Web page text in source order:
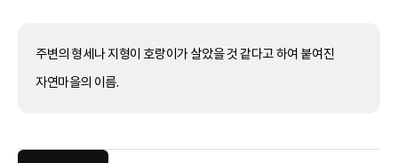
주변의 형세나 지형이 호랑이가 살았을 것 같다고 하여 붙여진
자연마을의 이름.